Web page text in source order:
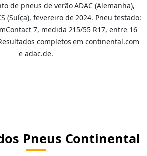
de pneus de verão ADAC (Alemanha),
(Suíça), fevereiro de 2024. Pneu testado:
7, medida 215/55 R17, entre 16
completos em continental.com
e adac.de.
Pneus Continental